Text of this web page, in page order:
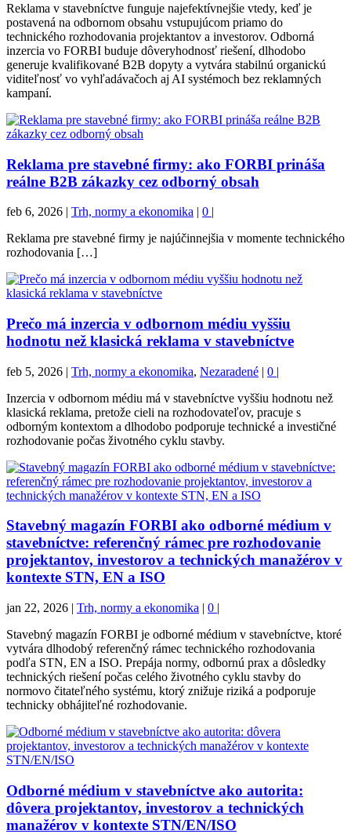
Reklama v stavebníctve funguje najefektívnejšie vtedy, keď je
postavená na odbornom obsahu vstupujúcom priamo do
technického rozhodovania projektantov a investorov. Odborná
inzercia vo FORBI buduje dôveryhodnosť riešení, dlhodobo
generuje kvalifikované B2B dopyty a vytvára stabilnú organickú
viditeľnosť vo vyhľadávačoch aj AI systémoch bez reklamných
kampaní.
Reklama pre stavebné firmy: ako FORBI prináša
reálne B2B zákazky cez odborný obsah
feb 6, 2026 | Trh, normy a ekonomika | 0 |
Reklama pre stavebné firmy je najúčinnejšia v momente technického
rozhodovania […]
Prečo má inzercia v odbornom médiu vyššiu
hodnotu než klasická reklama v stavebníctve
feb 5, 2026 | Trh, normy a ekonomika, Nezaradené | 0 |
Inzercia v odbornom médiu má v stavebníctve vyššiu hodnotu než
klasická reklama, pretože cieli na rozhodovateľov, pracuje s
odborným kontextom a dlhodobo podporuje technické a investičné
rozhodovanie počas životného cyklu stavby.
Stavebný magazín FORBI ako odborné médium v
stavebníctve: referenčný rámec pre rozhodovanie
projektantov, investorov a technických manažérov v
kontexte STN, EN a ISO
jan 22, 2026 | Trh, normy a ekonomika | 0 |
Stavebný magazín FORBI je odborné médium v stavebníctve, ktoré
vytvára dlhodobý referenčný rámec technického rozhodovania
podľa STN, EN a ISO. Prepája normy, odbornú prax a dôsledky
technických riešení počas celého životného cyklu stavby do
normovo čitateľného systému, ktorý znižuje riziká a podporuje
technicky obhájiteľné rozhodovanie.
Odborné médium v stavebníctve ako autorita:
dôvera projektantov, investorov a technických
manažérov v kontexte STN/EN/ISO